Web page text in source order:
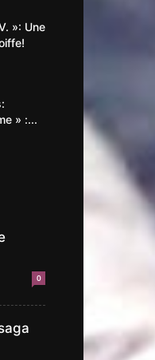
»: Une
» :...
0